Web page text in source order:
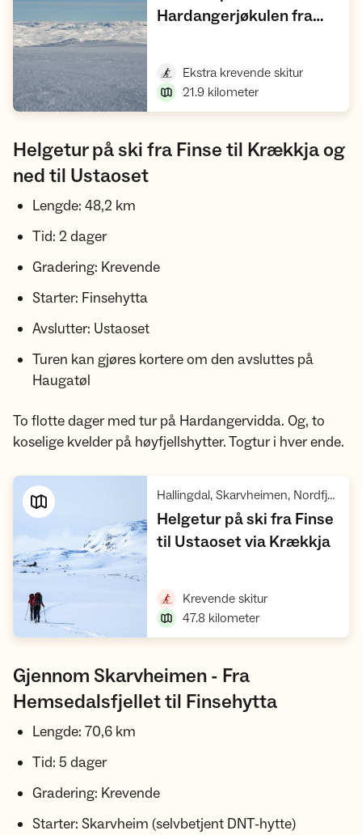
Hardangerjøkulen fra
Ekstra krevende skitur,
21.9 kilometer
Helgetur på ski fra Finse til Krækkja og
ned til Ustaoset
Lengde: 48,2 km
Tid: 2 dager
Gradering: Krevende
Starter: Finsehytta
Avslutter: Ustaoset
Turen kan gjøres kortere om den avsluttes på
Haugatøl
To flotte dager med tur på Hardangervidda. Og, to
koselige kvelder på høyfjellshytter. Togtur i hver ende.
Hallingdal, Skarvheimen, Nordfjella villreinområde, Hardangervidda, Hardangervidda villreinområde 1
Helgetur på ski fra Finse
til Ustaoset via Krækkja,
Krevende skitur,
47.8 kilometer
Gjennom Skarvheimen - Fra
Hemsedalsfjellet til Finsehytta
Lengde: 70,6 km
Tid: 5 dager
Gradering: Krevende
Starter: Skarvheim (selvbetjent DNT-hytte)